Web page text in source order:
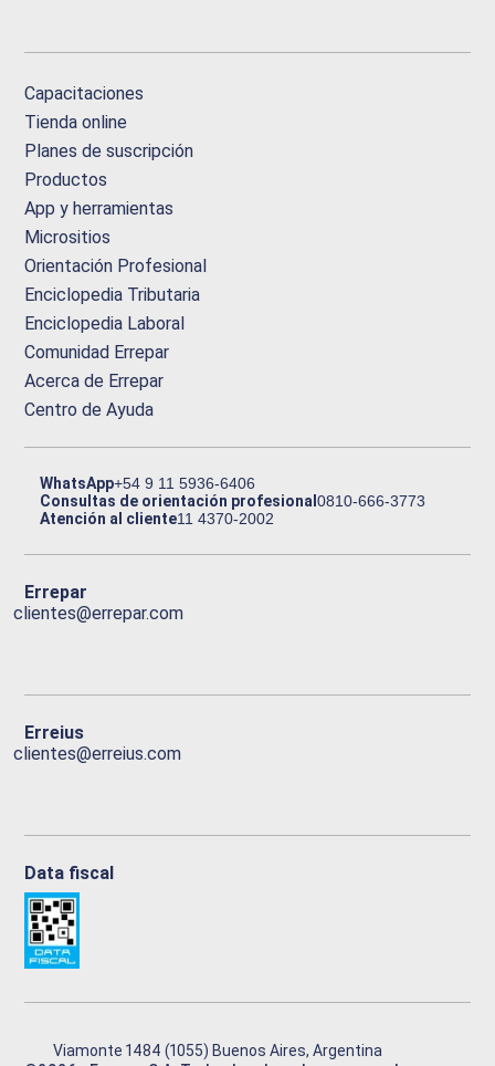
Capacitaciones
Tienda online
Planes de suscripción
Productos
App y herramientas
Micrositios
Orientación Profesional
Enciclopedia Tributaria
Enciclopedia Laboral
Comunidad Errepar
Acerca de Errepar
Centro de Ayuda
WhatsApp+54 9 11 5936-6406
Consultas de orientación profesional0810-666-3773
Atención al cliente11 4370-2002
Errepar
clientes@errepar.com
Erreius
clientes@erreius.com
Data fiscal
Viamonte 1484 (1055) Buenos Aires, Argentina